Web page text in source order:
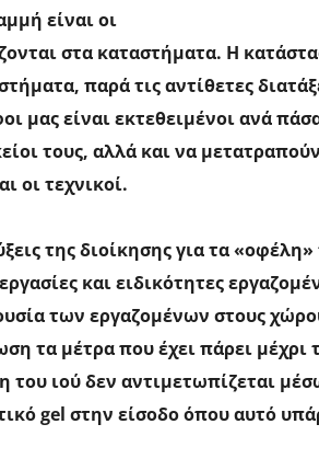
είναι οι
στα καταστήματα. Η
παρά τις αντίθετες
μας είναι εκτεθειμένοι ανά
τους, αλλά και να
οι τεχνικοί.
της διοίκησης για τα «οφέλη»
και ειδικότητες
των εργαζομένων στους
τα μέτρα που έχει πάρει μέχρι
ιού δεν αντιμετωπίζεται
gel στην είσοδο όπου αυτό